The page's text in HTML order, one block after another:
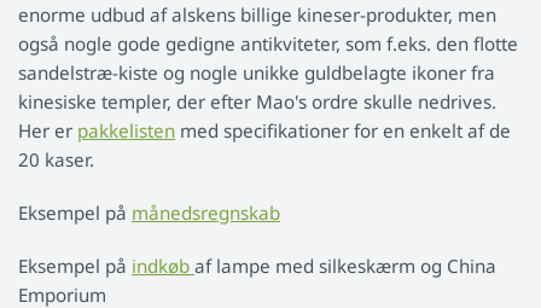
enorme udbud af alskens billige kineser-produkter, men
også nogle gode gedigne antikviteter, som f.eks. den flotte
sandelstræ-kiste og nogle unikke guldbelagte ikoner fra
kinesiske templer, der efter Mao's ordre skulle nedrives.
Her er pakkelisten med specifikationer for en enkelt af de
20 kaser.
Eksempel på månedsregnskab
Eksempel på indkøb af lampe med silkeskærm og China
Emporium